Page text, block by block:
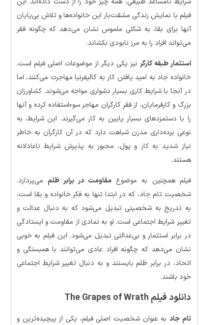
فیلم با نمایش زندگی مشقت‌بار این خانواده‌ها و تلاش بی‌پایان
آنها برای بقا، به شکلی ملموس نشان می‌دهد که چگونه فقر
می‌تواند افراد را به مرز نابودی بکشاند.
استثمار طبقه کارگرنیز یکی دیگر از موضوعات اصلی فیلم است.
خانواده جاد به امید یافتن کار به کالیفرنیا مهاجرت می‌کنند، اما
در آنجا با شرایط کاری بسیار دشواری مواجه می‌شوند. کشاورزان
بزرگ و کارفرمایان، از فقر کارگران مهاجر سوءاستفاده کرده و آنها
را با دستمزدهای بسیار پایین به کار می‌گیرند. این شرایط، به
نوعی برده‌داری مدرن شباهت دارد که در آن کارگران به خاطر
نیاز شدید به کار و پول، مجبور به پذیرش شرایط ناعادلانه
هستند.
فیلم همچنین به موضوع مقاومت در برابر ظلم می‌پردازد.
شخصیت تام جاد، که در ابتدا تنها به فکر خانواده و بقا است،
به تدریج به شخصیتی تبدیل می‌شود که به دنبال عدالت و
تغییر شرایط اجتماعی است. او به نمادی از مقاومت و ایستادگی
در برابر استثمار و بی‌عدالتی تبدیل می‌شود. این فیلم به خوبی
نشان می‌دهد که چگونه افراد عادی می‌توانند با همبستگی و
اتحاد، در برابر ظلم بایستند و به دنبال تغییر شرایط اجتماعی
خود باشند.
دانلود فیلم The Grapes of Wrath
تام جاد به عنوان شخصیت اصلی فیلم، یکی از پیچیده‌ترین و